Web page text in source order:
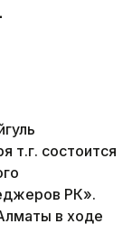
т.г. состоится
РК».
в ходе